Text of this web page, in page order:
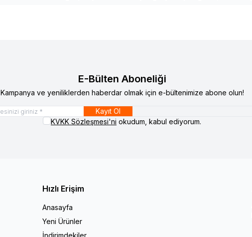
E-Bülten Aboneliği
Kampanya ve yeniliklerden haberdar olmak için e-bültenimize abone olun!
Kayıt Ol
KVKK Sözleşmesi'ni okudum, kabul ediyorum.
Hızlı Erişim
Anasayfa
Yeni Ürünler
İndirimdekiler